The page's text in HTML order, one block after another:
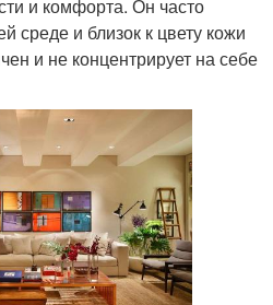
и комфорта. Он часто
среде и близок к цвету кожи
и не концентрирует на себе